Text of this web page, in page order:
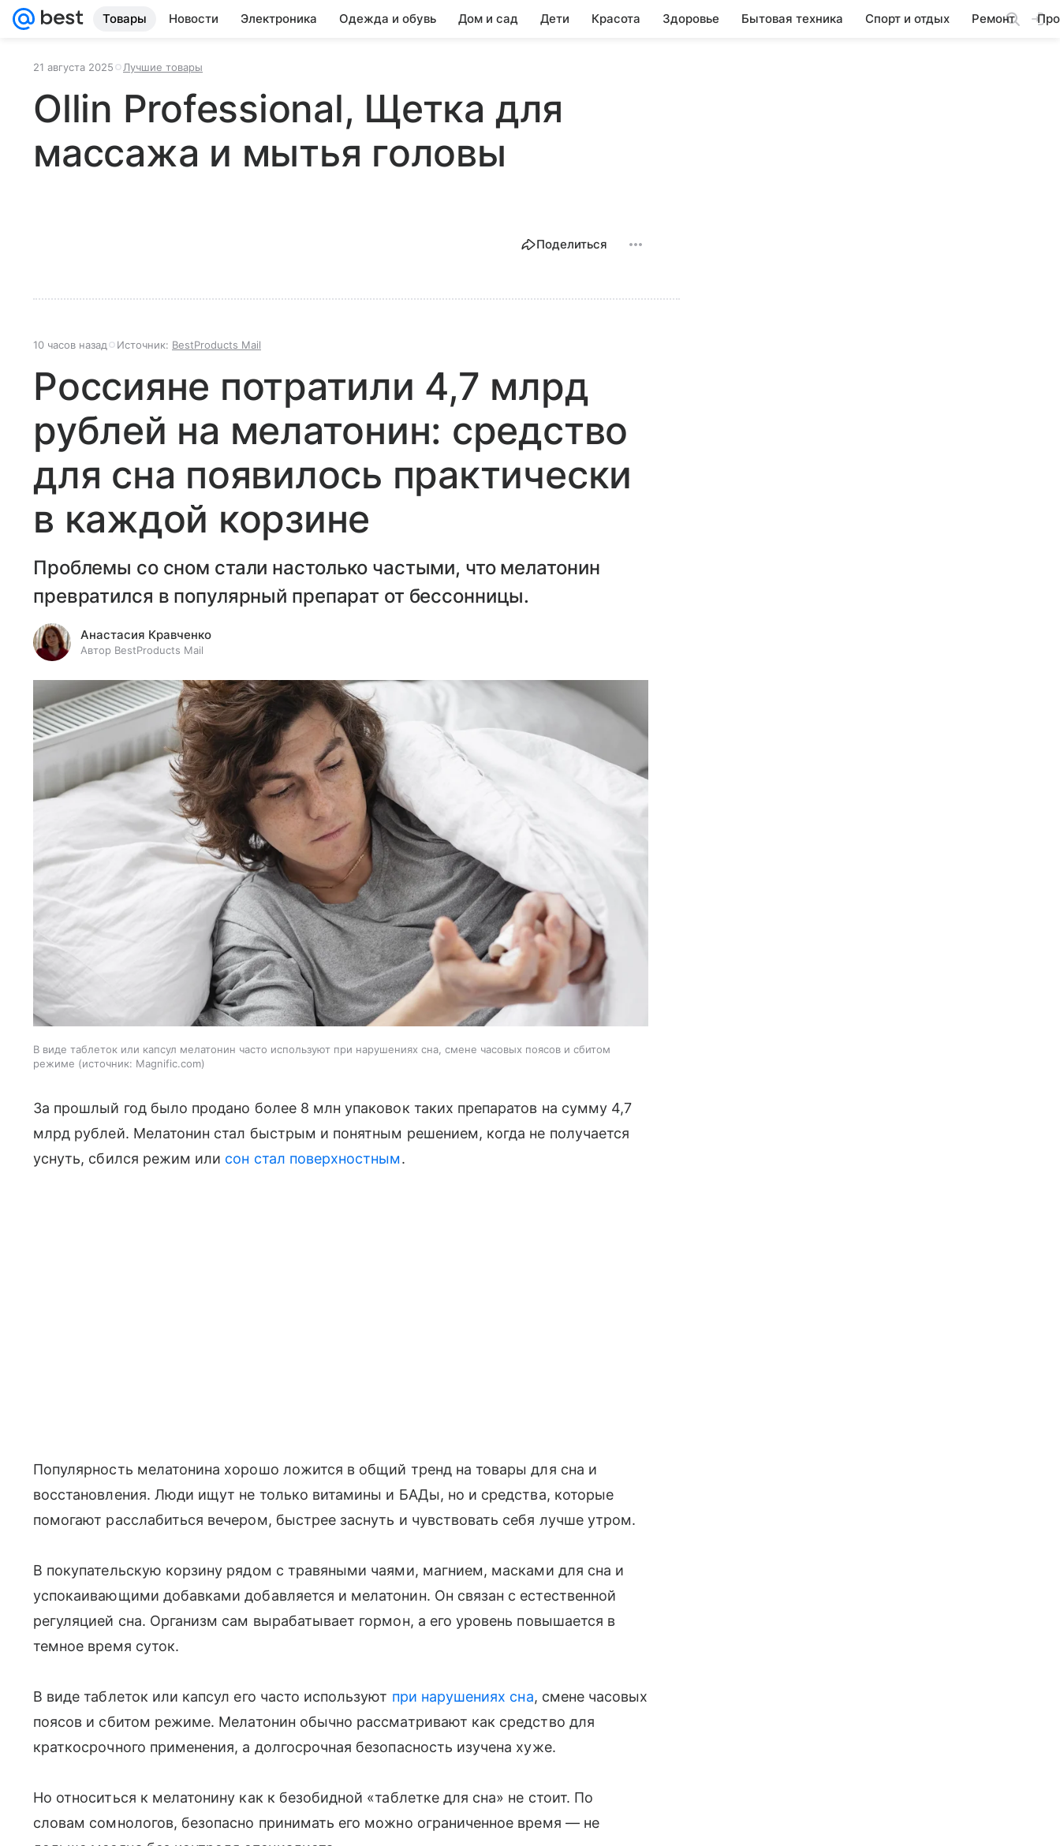
Товары Новости Электроника Одежда и обувь Дом и сад Дети Красота Здоровье Бытовая техника Спорт и отдых Ремонт
21 августа 2025 Лучшие товары
Ollin Professional, Щетка для
массажа и мытья головы
Поделиться
10 часов назад Источник: BestProducts Mail
Россияне потратили 4,7 млрд
рублей на мелатонин: средство
для сна появилось практически
в каждой корзине
Проблемы со сном стали настолько частыми, что мелатонин
превратился в популярный препарат от бессонницы.
Анастасия Кравченко
Автор BestProducts Mail
В виде таблеток или капсул мелатонин часто используют при нарушениях сна, смене часовых поясов и сбитом
режиме
источник: Magnific.com
За прошлый год было продано более 8 млн упаковок таких препаратов на сумму 4,7
млрд рублей. Мелатонин стал быстрым и понятным решением, когда не получается
уснуть, сбился режим или сон стал поверхностным.
Популярность мелатонина хорошо ложится в общий тренд на товары для сна и
восстановления. Люди ищут не только витамины и БАДы, но и средства, которые
помогают расслабиться вечером, быстрее заснуть и чувствовать себя лучше утром.
В покупательскую корзину рядом с травяными чаями, магнием, масками для сна и
успокаивающими добавками добавляется и мелатонин. Он связан с естественной
регуляцией сна. Организм сам вырабатывает гормон, а его уровень повышается в
темное время суток.
В виде таблеток или капсул его часто используют при нарушениях сна, смене часовых
поясов и сбитом режиме. Мелатонин обычно рассматривают как средство для
краткосрочного применения, а долгосрочная безопасность изучена хуже.
Но относиться к мелатонину как к безобидной «таблетке для сна» не стоит. По
словам сомнологов, безопасно принимать его можно ограниченное время — не